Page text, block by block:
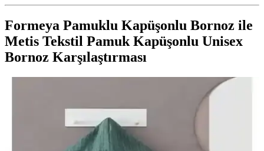
Formeya Pamuklu Kapüşonlu Bornoz ile
Metis Tekstil Pamuk Kapüşonlu Unisex
Bornoz Karşılaştırması